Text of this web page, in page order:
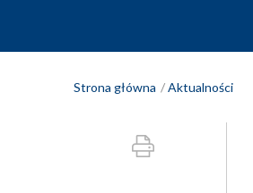
Strona główna Aktualności